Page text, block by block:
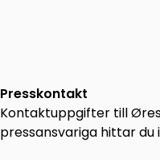
Presskontakt
Kontaktuppgifter till
pressansvariga hittar du